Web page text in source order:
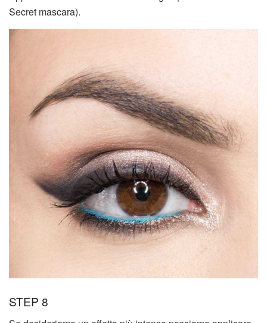
Secret mascara).
STEP 8